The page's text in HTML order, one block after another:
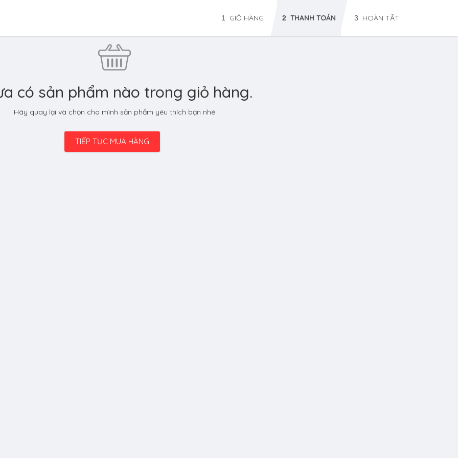
1 GIỎ HÀNG 2 THANH TOÁN 3 HOÀN TẤT
có sản phẩm nào trong giỏ hàng.
Hãy quay lại và chọn cho mình sản phẩm yêu thích bạn nhé
TIẾP TỤC MUA HÀNG